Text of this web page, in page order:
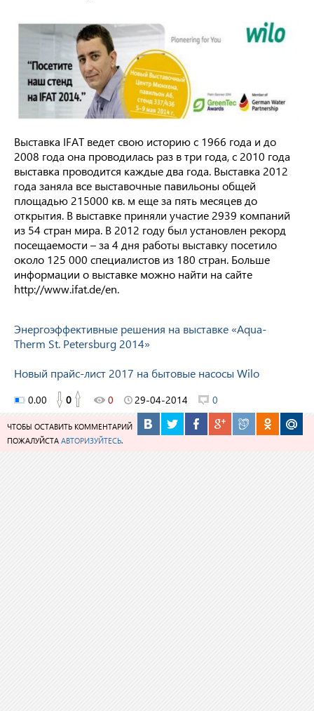
Выставка IFAT ведет свою историю с 1966 года и до
2008 года она проводилась раз в три года, с 2010 года
выставка проводится каждые два года. Выставка 2012
года заняла все выставочные павильоны общей
площадью 215000 кв. м еще за пять месяцев до
открытия. В выставке приняли участие 2939 компаний
из 54 стран мира. В 2012 году был установлен рекорд
посещаемости – за 4 дня работы выставку посетило
около 125 000 специалистов из 180 стран. Больше
информации о выставке можно найти на сайте
http://www.ifat.de/en.
Энергоэффективные решения на выставке «Aqua-
Therm St. Petersburg 2014»
Новый прайс-лист 2017 на бытовые насосы Wilo
0.00 0 0 29-04-2014 0
ЧТОБЫ ОСТАВИТЬ КОММЕНТАРИЙ
ПОЖАЛУЙСТА АВТОРИЗУЙТЕСЬ.